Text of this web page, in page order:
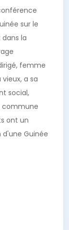
sur le
la
femme
a sa
social,
commune
ont un
Guinée